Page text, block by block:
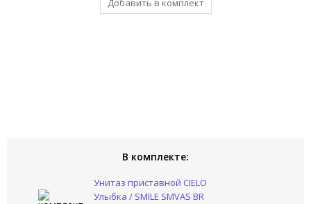
В комплекте:
Унитаз приставной CIELO
Улыбка / SMILE SMVAS BR